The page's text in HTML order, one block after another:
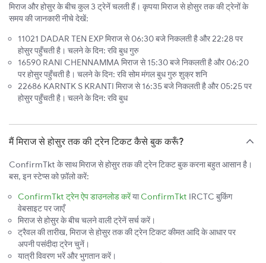
मिराज और होसुर के बीच कुल 3 ट्रेनें चलती हैं। कृपया मिराज से होसुर तक की ट्रेनों के
समय की जानकारी नीचे देखें:
11021 DADAR TEN EXP मिराज से 06:30 बजे निकलती है और 22:28 पर
होसुर पहुँचती है। चलने के दिन: रवि बुध गुरु
16590 RANI CHENNAMMA मिराज से 15:30 बजे निकलती है और 06:20
पर होसुर पहुँचती है। चलने के दिन: रवि सोम मंगल बुध गुरु शुक्र शनि
22686 KARNTK S KRANTI मिराज से 16:35 बजे निकलती है और 05:25 पर
होसुर पहुँचती है। चलने के दिन: रवि बुध
मैं मिराज से होसुर तक की ट्रेन टिकट कैसे बुक करूँ?
ConfirmTkt के साथ मिराज से होसुर तक की ट्रेन टिकट बुक करना बहुत आसान है।
बस, इन स्टेप्स को फ़ॉलो करें:
ConfirmTkt ट्रेन ऐप डाउनलोड करेंयाConfirmTkt IRCTC बुकिंग
वेबसाइट पर जाएँ
मिराज से होसुर के बीच चलने वाली ट्रेनें सर्च करें।
ट्रैवल की तारीख, मिराज से होसुर तक की ट्रेन टिकट कीमत आदि के आधार पर
अपनी पसंदीदा ट्रेन चुनें।
यात्री विवरण भरें और भुगतान करें।